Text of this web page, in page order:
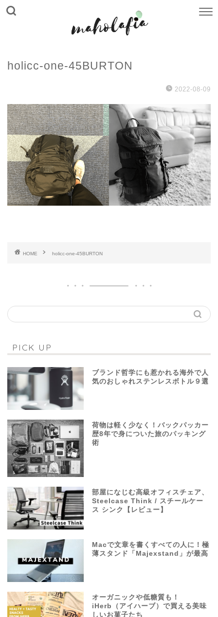
holicc-one-45BURTON
2022-08-09
HOME holicc-one-45BURTON
PICK UP
ブランド哲学にも惹かれる海外で人
気のおしゃれステンレスボトル９選
荷物は軽く少なく！バックパッカー
歴8年で身についた旅のパッキング
術
部屋になじむ高級オフィスチェア、
Steelcase Think / スチールケー
ス シンク【レビュー】
Macで文章を書くすべての人に！極
薄スタンド「Majexstand」が最高
オーガニックや低糖質も！
iHerb（アイハーブ）で買える美味
しいお菓子たち